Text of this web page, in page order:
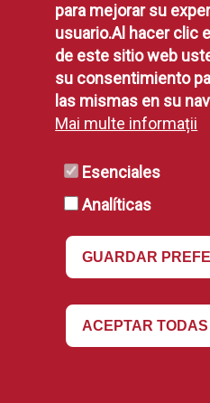
Consiliul Local
pentru viitor. Plan
Cantó Téllez, A. (1958).
Madrid. [sn].
teritorială urbană
general al Zonei
Metropolitane Madrid
González, J. (1960).
Medievale.
Imagini cu Alcorcón: O
para mejorar su
usuario.Al hacer clic
de este sitio web
su consentimiento
las mismas en su
Mai multe informații
Esenciales
Analíticas
GUARDAR
ACEPTAR